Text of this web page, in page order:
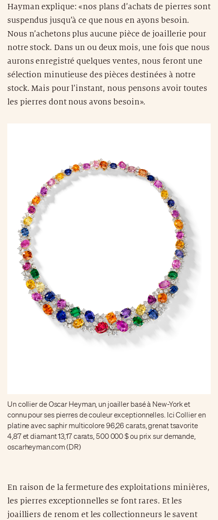
Hayman explique: «nos plans d’achats de pierres sont
suspendus jusqu’à ce que nous en ayons besoin.
Nous n’achetons plus aucune pièce de joaillerie pour
notre stock. Dans un ou deux mois, une fois que nous
aurons enregistré quelques ventes, nous feront une
sélection minutieuse des pièces destinées à notre
stock. Mais pour l’instant, nous pensons avoir toutes
les pierres dont nous avons besoin».
Un collier de Oscar Heyman, un joailler basé à New-York et
connu pour ses pierres de couleur exceptionnelles. Ici Collier en
platine avec saphir multicolore 96,26 carats, grenat tsavorite
4,87 et diamant 13,17 carats, 500 000 $ ou prix sur demande,
oscarheyman.com (DR)
En raison de la fermeture des exploitations minières,
les pierres exceptionnelles se font rares. Et les
joailliers de renom et les collectionneurs le savent